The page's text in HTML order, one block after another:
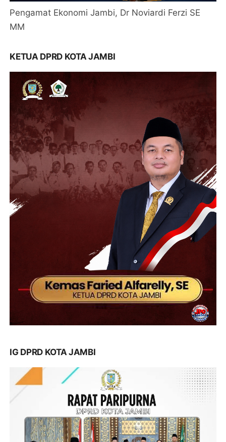
Pengamat Ekonomi Jambi, Dr Noviardi Ferzi SE
MM
KETUA DPRD KOTA JAMBI
IG DPRD KOTA JAMBI